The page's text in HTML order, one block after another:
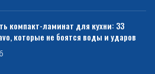
компакт-ламинат для кухни: 33
которые не боятся воды и ударов